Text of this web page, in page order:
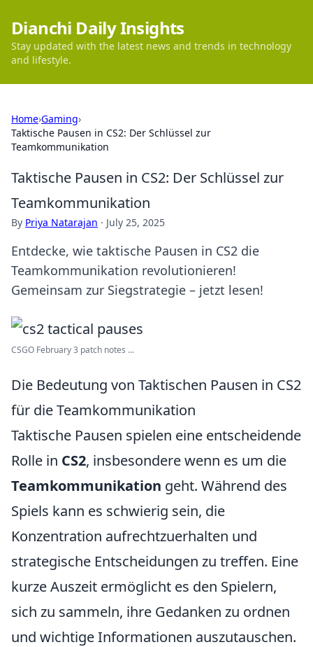
Dianchi Daily Insights
Stay updated with the latest news and trends in technology
and lifestyle.
Home›Gaming›
Taktische Pausen in CS2: Der Schlüssel zur
Teamkommunikation
Taktische Pausen in CS2: Der Schlüssel zur
Teamkommunikation
By Priya Natarajan · July 25, 2025
Entdecke, wie taktische Pausen in CS2 die
Teamkommunikation revolutionieren!
Gemeinsam zur Siegstrategie – jetzt lesen!
CSGO February 3 patch notes ...
Die Bedeutung von Taktischen Pausen in CS2
für die Teamkommunikation
Taktische Pausen spielen eine entscheidende
Rolle in CS2, insbesondere wenn es um die
Teamkommunikation geht. Während des
Spiels kann es schwierig sein, die
Konzentration aufrechtzuerhalten und
strategische Entscheidungen zu treffen. Eine
kurze Auszeit ermöglicht es den Spielern,
sich zu sammeln, ihre Gedanken zu ordnen
und wichtige Informationen auszutauschen.